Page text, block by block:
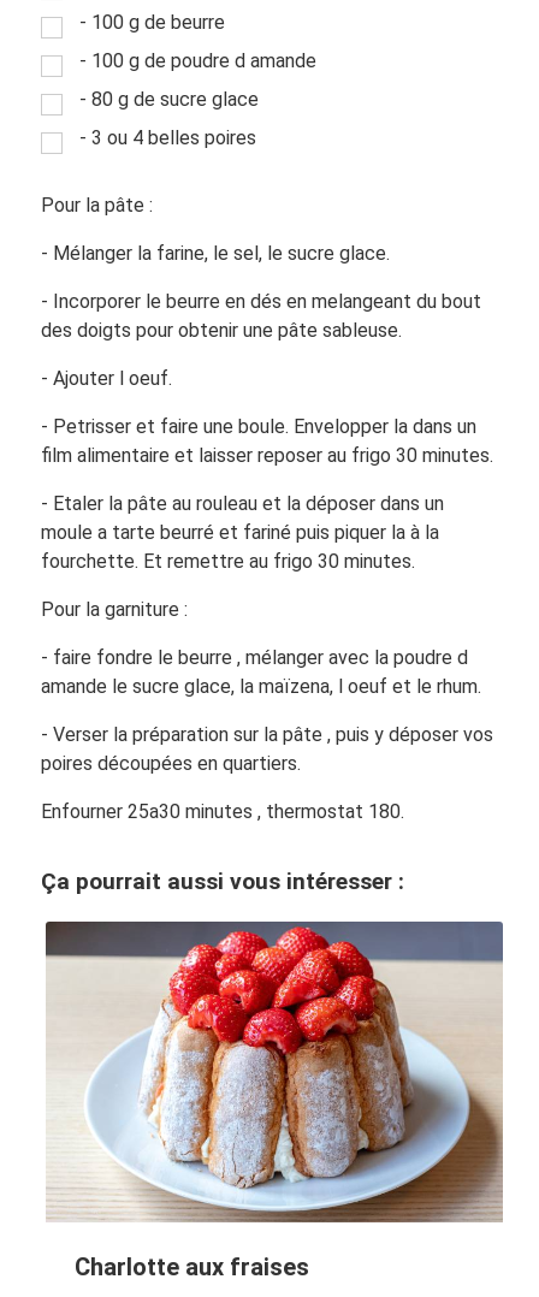
- 100 g de beurre
- 100 g de poudre d amande
- 80 g de sucre glace
- 3 ou 4 belles poires
Pour la pâte :
- Mélanger la farine, le sel, le sucre glace.
- Incorporer le beurre en dés en melangeant du bout
des doigts pour obtenir une pâte sableuse.
- Ajouter l oeuf.
- Petrisser et faire une boule. Envelopper la dans un
film alimentaire et laisser reposer au frigo 30 minutes.
- Etaler la pâte au rouleau et la déposer dans un
moule a tarte beurré et fariné puis piquer la à la
fourchette. Et remettre au frigo 30 minutes.
Pour la garniture :
- faire fondre le beurre , mélanger avec la poudre d
amande le sucre glace, la maïzena, l oeuf et le rhum.
- Verser la préparation sur la pâte , puis y déposer vos
poires découpées en quartiers.
Enfourner 25a30 minutes , thermostat 180.
Ça pourrait aussi vous intéresser :
Charlotte aux fraises